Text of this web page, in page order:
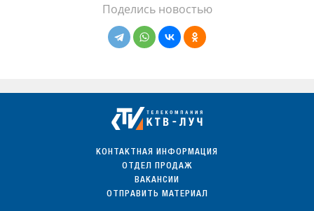
Поделись новостью
КОНТАКТНАЯ ИНФОРМАЦИЯ
ОТДЕЛ ПРОДАЖ
ВАКАНСИИ
ОТПРАВИТЬ МАТЕРИАЛ